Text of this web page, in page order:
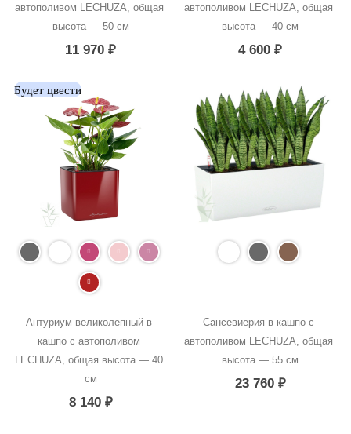
автополивом LECHUZA, общая
высота — 50 см
11 970₽
автополивом LECHUZA, общая
высота — 40 см
4 600₽
Будет цвести
Антуриум великолепный в
кашпо с автополивом
LECHUZA, общая высота — 40
см
8 140 ₽
Сансевиерия в кашпо с
автополивом LECHUZA, общая
высота — 55 см
23 760 ₽